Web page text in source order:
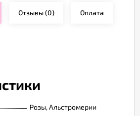
Отзывы(0) Оплата
Розы, Альстромерии